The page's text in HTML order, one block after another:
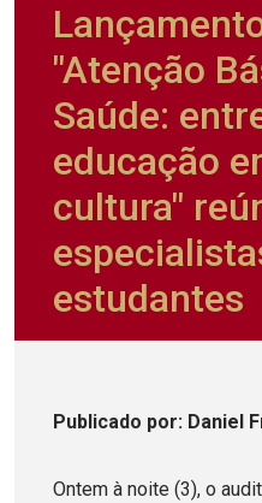
"Atenção
Saúde:
educação
cultura"
estudantes
Publicado por: Daniel
Ontem à noite (3), o